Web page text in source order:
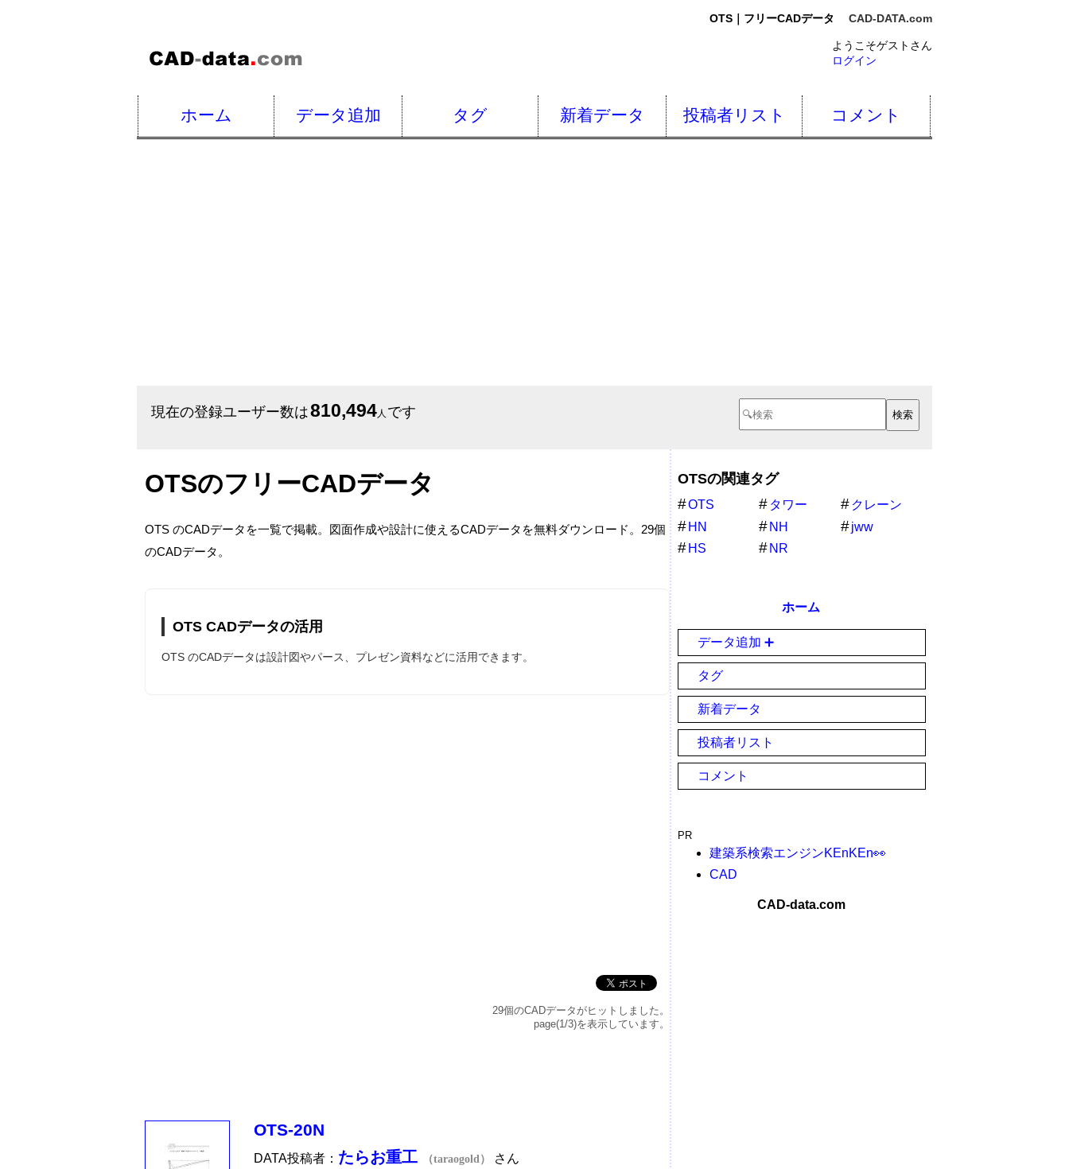
OTS｜フリーCADデータ CAD-DATA.com
ようこそゲストさん
ログイン
ホーム データ追加 タグ 新着データ 投稿者リスト コメント
現在の登録ユーザー数は810,494人 です
OTSのフリーCADデータ
OTS のCADデータを一覧で掲載。図面作成や設計に使えるCADデータを無料ダウンロード。29個
のCADデータ。
OTS CADデータの活用
OTS のCADデータは設計図やパース、プレゼン資料などに活用できます。
29個のCADデータがヒットしました。
page(1/3)を表示しています。
OTS-20N
DATA投稿者： たらお重工 （taraogold）
さん
OTSの関連タグ
OTS タワー
クレーン
HN
NH
jww
HS
NR
ホーム
データ追加 ➕
タグ
新着データ
投稿者リスト
コメント
PR
建築系検索エンジンKEnKEn👀
CAD
CAD-data.com